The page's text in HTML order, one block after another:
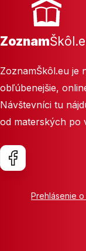
Zoznam
ZoznamŠkôl.eu je
obľúbenejšie,
Návštevníci tu
od materských po
Prehlásenie